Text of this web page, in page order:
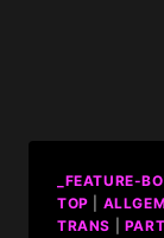
_FEATURE-
TOP
TRANS